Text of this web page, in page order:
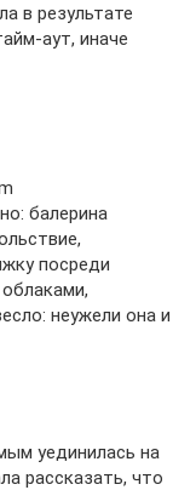
в результате
аут, иначе
балерина
посреди
неужели она и
уединилась на
рассказать, что